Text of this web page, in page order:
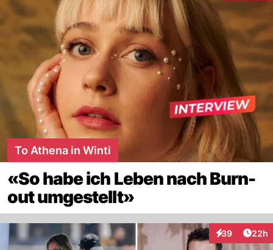
To Athena in Winti
«So habe ich Leben nach Burn-
out umgestellt»
39
Interaktionen
22h